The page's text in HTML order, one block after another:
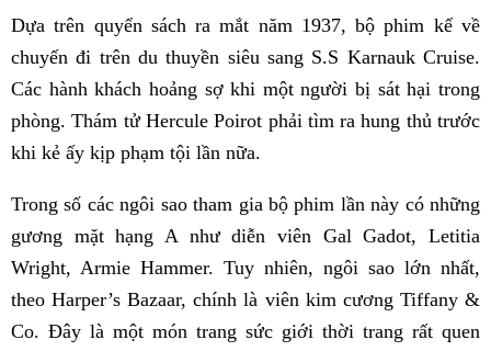
Dựa trên quyển sách ra mắt năm 1937, bộ phim kể về
chuyến đi trên du thuyền siêu sang S.S Karnauk Cruise.
Các hành khách hoảng sợ khi một người bị sát hại trong
phòng. Thám tử Hercule Poirot phải tìm ra hung thủ trước
khi kẻ ấy kịp phạm tội lần nữa.
Trong số các ngôi sao tham gia bộ phim lần này có những
gương mặt hạng A như diễn viên Gal Gadot, Letitia
Wright, Armie Hammer. Tuy nhiên, ngôi sao lớn nhất,
theo Harper’s Bazaar, chính là viên kim cương Tiffany &
Co. Đây là một món trang sức giới thời trang rất quen